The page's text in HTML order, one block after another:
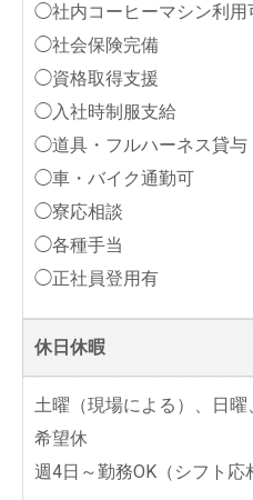
◯社内コーヒーマシン利用
◯社会保険完備
◯資格取得支援
◯入社時制服支給
◯道具・フルハーネス貸与
◯車・バイク通勤可
◯寮応相談
◯各種手当
◯正社員登用有
休日休暇
土曜（現場による）、日曜
希望休
週4日～勤務OK（シフト応